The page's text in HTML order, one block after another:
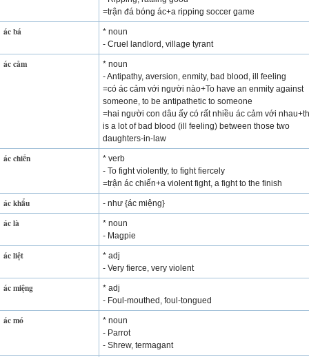
=trận đá bóng ác+a ripping soccer game
ác bá
* noun
- Cruel landlord, village tyrant
ác cảm
* noun
- Antipathy, aversion, enmity, bad blood, ill feeling
=có ác cảm với người nào+To have an enmity against
someone, to be antipathetic to someone
=hai người con dâu ấy có rất nhiều ác cảm với
is a lot of bad blood (ill feeling) between those two
daughters-in-law
ác chiến
* verb
- To fight violently, to fight fiercely
=trận ác chiến+a violent fight, a fight to the finish
ác khẩu - như {ác miệng}
ác là
* noun
- Magpie
ác liệt
* adj
- Very fierce, very violent
ác miệng
* adj
- Foul-mouthed, foul-tongued
ác mó
* noun
- Parrot
- Shrew, termagant